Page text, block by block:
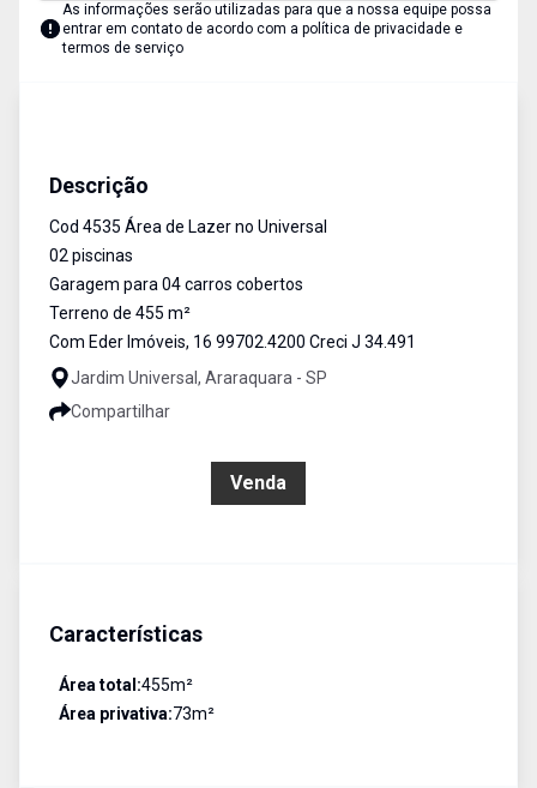
As informações serão utilizadas para que a nossa equipe possa
entrar em contato de acordo com a política de privacidade e
termos de serviço
Descrição
Cod 4535 Área de Lazer no Universal
02 piscinas
Garagem para 04 carros cobertos
Terreno de 455 m²
Com Eder Imóveis, 16 99702.4200 Creci J 34.491
Jardim Universal, Araraquara - SP
Compartilhar
Venda
Características
Área total:455m²
Área privativa:73m²